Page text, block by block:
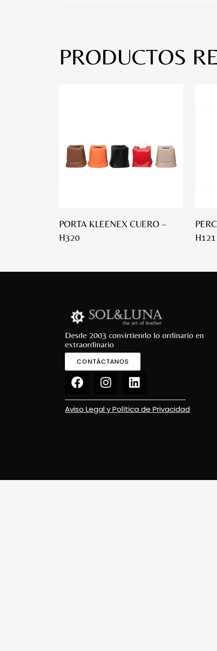
PRODUCTOS
PORTA KLEENEX CUERO –
H320
H121
Desde 2003 convirtiendo lo ordinario en
extraordinario
CONTÁCTANOS
Aviso Legal y Política de Privacidad